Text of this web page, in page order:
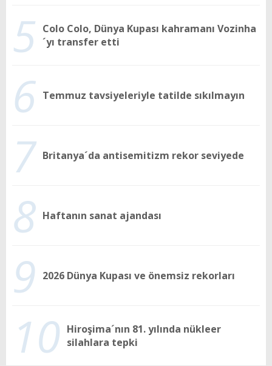
5 Colo Colo, Dünya Kupası kahramanı Vozinha
´yı transfer etti
6 Temmuz tavsiyeleriyle tatilde sıkılmayın
7 Britanya´da antisemitizm rekor seviyede
8 Haftanın sanat ajandası
9 2026 Dünya Kupası ve önemsiz rekorları
10 Hiroşima´nın 81. yılında nükleer
silahlara tepki